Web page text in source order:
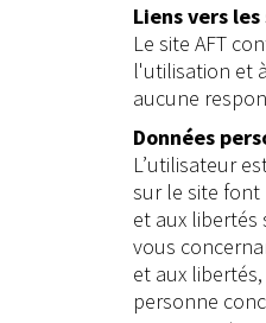
Liens vers
Le site AFT
l'utilisation et
aucune
Données
L’utilisateur
sur le site font
et aux
vous
et aux
personne